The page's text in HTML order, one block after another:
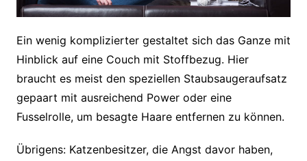
Ein wenig komplizierter gestaltet sich das Ganze mit
Hinblick auf eine Couch mit Stoffbezug. Hier
braucht es meist den speziellen Staubsaugeraufsatz
gepaart mit ausreichend Power oder eine
Fusselrolle, um besagte Haare entfernen zu können.
Übrigens: Katzenbesitzer, die Angst davor haben,